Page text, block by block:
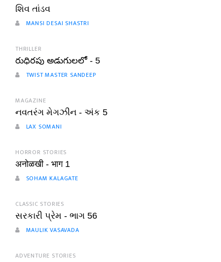
શિવ તાંડવ
MANSI DESAI SHASTRI
THRILLER
రుధిరపు అడుగులలో - 5
TWIST MASTER SANDEEP
MAGAZINE
નવતરંગ મેગઝીન - અંક 5
LAX SOMANI
HORROR STORIES
अनोळखी - भाग 1
SOHAM KALAGATE
CLASSIC STORIES
સરકારી પ્રેમ - ભાગ 56
MAULIK VASAVADA
ADVENTURE STORIES